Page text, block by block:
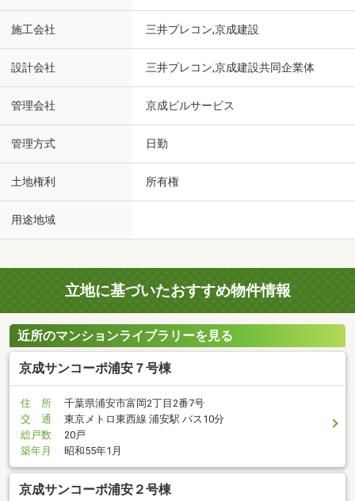
施工会社 三井プレコン,京成建設
設計会社 三井プレコン,京成建設共同企業体
管理会社 京成ビルサービス
管理方式 日勤
土地権利 所有権
用途地域
立地に基づいたおすすめ物件情報
近所のマンションライブラリーを見る
京成サンコーポ浦安７号棟
住 所
千葉県浦安市富岡2丁目2番7号
交 通
東京メトロ東西線 浦安駅 バス10分
総戸数
20戸
築年月
昭和55年1月
京成サンコーポ浦安２号棟